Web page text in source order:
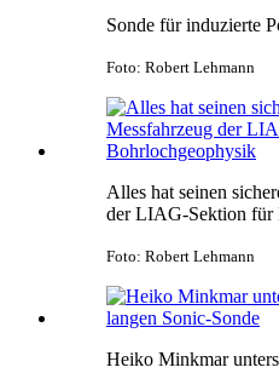
Sonde für induzierte
Foto: Robert Lehmann
Alles hat seinen
der LIAG-Sektion für
Foto: Robert Lehmann
Heiko Minkmar